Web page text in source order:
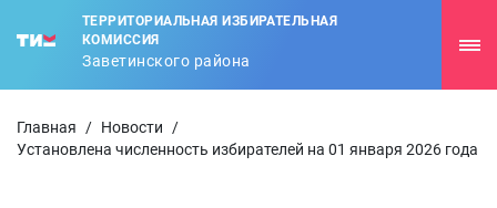
ТЕРРИТОРИАЛЬНАЯ ИЗБИРАТЕЛЬНАЯ
КОМИССИЯ
Заветинского района
Главная / Новости
/
Установлена численность избирателей на 01 января 2026 года